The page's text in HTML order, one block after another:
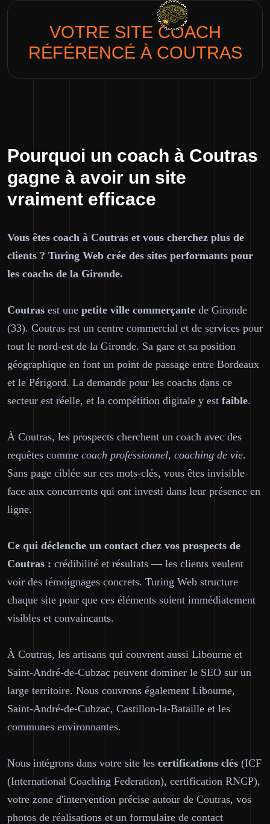
VOTRE SITE COACH
RÉFÉRENCÉ À COUTRAS
Pourquoi un coach à Coutras
gagne à avoir un site
vraiment efficace
Vous êtes coach à Coutras et vous cherchez plus de
clients ? Turing Web crée des sites performants pour
les coachs de la Gironde.
Coutras est une petite ville commerçante de Gironde
(33). Coutras est un centre commercial et de services pour
tout le nord-est de la Gironde. Sa gare et sa position
géographique en font un point de passage entre Bordeaux
et le Périgord. La demande pour les coachs dans ce
secteur est réelle, et la compétition digitale y est faible.
À Coutras, les prospects cherchent un coach avec des
requêtes comme coach professionnel, coaching de vie.
Sans page ciblée sur ces mots-clés, vous êtes invisible
face aux concurrents qui ont investi dans leur présence en
ligne.
Ce qui déclenche un contact chez vos prospects de
Coutras : crédibilité et résultats — les clients veulent
voir des témoignages concrets. Turing Web structure
chaque site pour que ces éléments soient immédiatement
visibles et convaincants.
À Coutras, les artisans qui couvrent aussi Libourne et
Saint-André-de-Cubzac peuvent dominer le SEO sur un
large territoire. Nous couvrons également Libourne,
Saint-André-de-Cubzac, Castillon-la-Bataille et les
communes environnantes.
Nous intégrons dans votre site les certifications clés (ICF
(International Coaching Federation), certification RNCP),
votre zone d'intervention précise autour de Coutras, vos
photos de réalisations et un formulaire de contact